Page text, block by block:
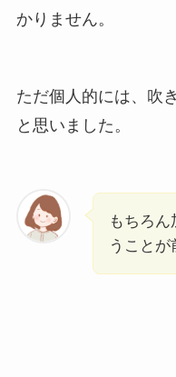
かりません。
ただ個人的には、吹
と思いました。
もちろ
うことが